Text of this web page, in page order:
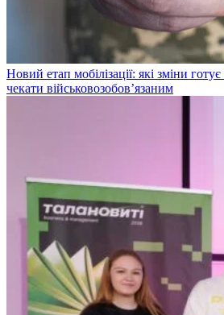
Новий етап мобілізації: які зміни
чекати військовозобов’язаним